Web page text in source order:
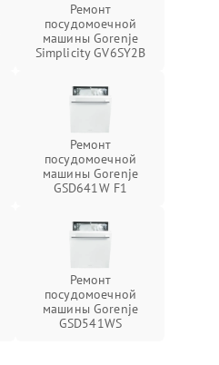
Ремонт
посудомоечной
машины Gorenje
Simplicity GV6SY2B
Ремонт
посудомоечной
машины Gorenje
GSD641W F1
Ремонт
посудомоечной
машины Gorenje
GSD541WS